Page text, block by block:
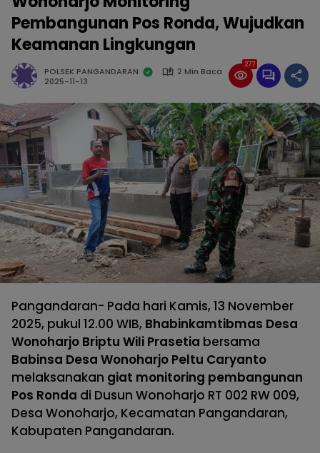
Pembangunan Pos Ronda, Wujudkan
Keamanan Lingkungan
POLSEK PANGANDARAN
2 Min Baca
2025-11-13
277
Pangandaran- Pada hari Kamis, 13 November
2025, pukul 12.00 WIB, Bhabinkamtibmas Desa
Wonoharjo Briptu Wili Prasetia bersama
Babinsa Desa Wonoharjo Peltu Caryanto
melaksanakan giat monitoring pembangunan
Pos Ronda di Dusun Wonoharjo RT 002 RW 009,
Desa Wonoharjo, Kecamatan Pangandaran,
Kabupaten Pangandaran.